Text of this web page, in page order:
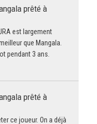
prêté à
est largement
que Mangala.
pendant 3 ans.
prêté à
ce joueur. On a déjà